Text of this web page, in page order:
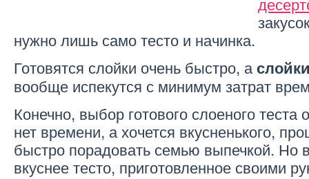
нужно лишь само тесто и начинка.
Готовятся слойки очень быстро, а
вообще испекутся с минимум затрат
Конечно, выбор готового слоеного теста
нет времени, а хочется вкусненького,
быстро порадовать семью выпечкой. Но
вкуснее тесто, приготовленное своими